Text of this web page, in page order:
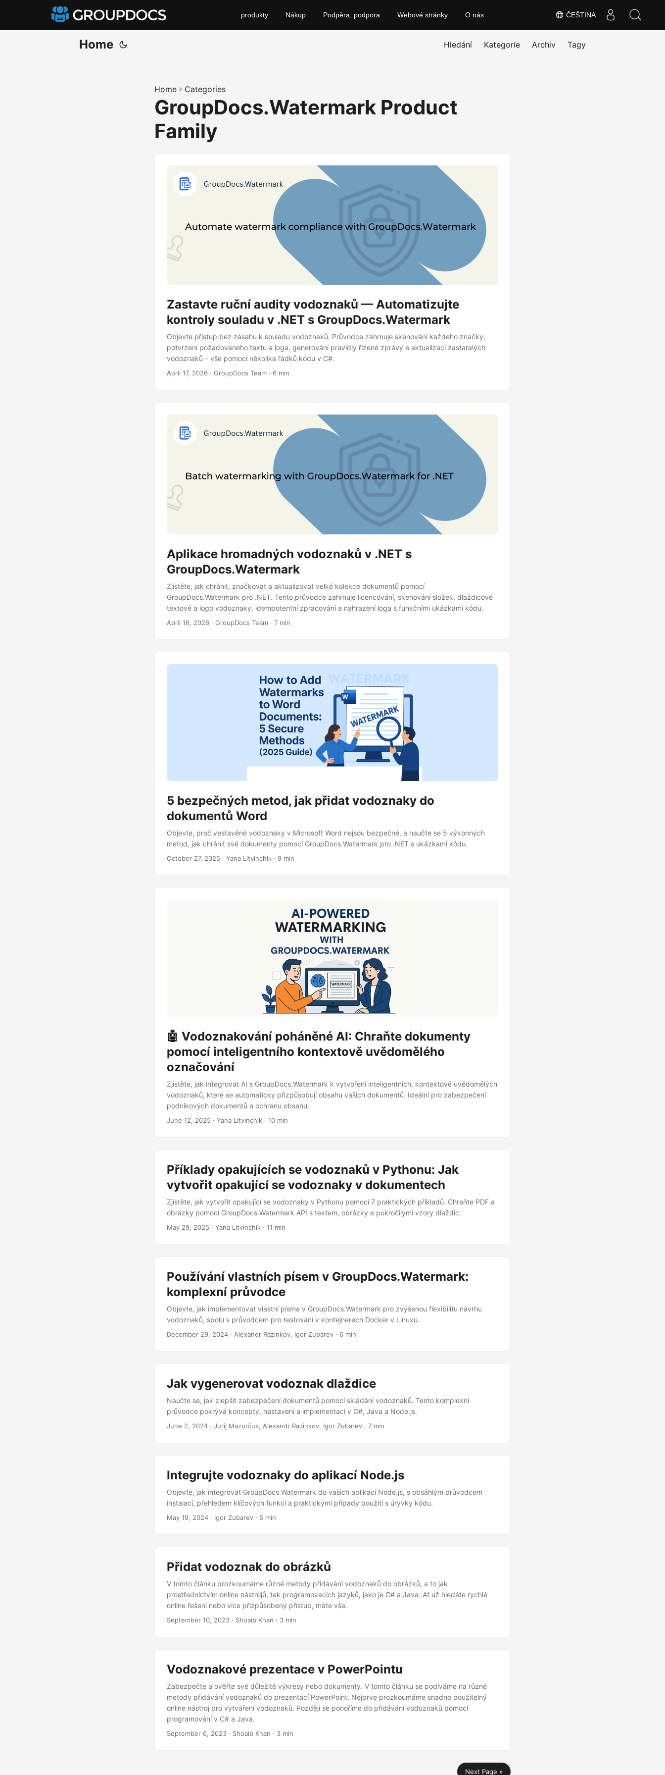
ČEŠTINA
produkty Nákup Podpěra, podpora Webové stránky O nás
Home Hledání Kategorie Archiv Tagy
Home » Categories
GroupDocs.Watermark Product
Family
Zastavte ruční audity vodoznaků — Automatizujte
kontroly souladu v .NET s GroupDocs.Watermark
Objevte přístup bez zásahu k souladu vodoznaků. Průvodce zahrnuje skenování každého značky,
potvrzení požadovaného textu a loga, generování pravidly řízené zprávy a aktualizaci zastaralých
vodoznaků – vše pomocí několika řádků kódu v C#.
April 17, 2026 · GroupDocs Team · 6 min
Aplikace hromadných vodoznaků v .NET s
GroupDocs.Watermark
Zjistěte, jak chránit, značkovat a aktualizovat velké kolekce dokumentů pomocí
GroupDocs.Watermark pro .NET. Tento průvodce zahrnuje licencování, skenování složek, dlaždicové
textové a logo vodoznaky, idempotentní zpracování a nahrazení loga s funkčními ukázkami kódu.
April 16, 2026 · GroupDocs Team · 7 min
5 bezpečných metod, jak přidat vodoznaky do
dokumentů Word
Objevte, proč vestavěné vodoznaky v Microsoft Word nejsou bezpečné, a naučte se 5 výkonných
metod, jak chránit své dokumenty pomocí GroupDocs.Watermark pro .NET s ukázkami kódu.
October 27, 2025 · Yana Litvinchik · 9 min
🤖 Vodoznakování poháněné AI: Chraňte dokumenty
pomocí inteligentního kontextově uvědomělého
označování
Zjistěte, jak integrovat AI s GroupDocs.Watermark k vytvoření inteligentních, kontextově uvědomělých
vodoznaků, které se automaticky přizpůsobují obsahu vašich dokumentů. Ideální pro zabezpečení
podnikových dokumentů a ochranu obsahu.
June 12, 2025 · Yana Litvinchik · 10 min
Příklady opakujících se vodoznaků v Pythonu: Jak
vytvořit opakující se vodoznaky v dokumentech
Zjistěte, jak vytvořit opakující se vodoznaky v Pythonu pomocí 7 praktických příkladů. Chraňte PDF a
obrázky pomocí GroupDocs.Watermark API s textem, obrázky a pokročilými vzory dlaždic.
May 29, 2025 · Yana Litvinchik · 11 min
Používání vlastních písem v GroupDocs.Watermark:
komplexní průvodce
Objevte, jak implementovat vlastní písma v GroupDocs.Watermark pro zvýšenou flexibilitu návrhu
vodoznaků, spolu s průvodcem pro testování v kontejnerech Docker v Linuxu.
December 29, 2024 · Alexandr Razinkov, Igor Zubarev · 6 min
Jak vygenerovat vodoznak dlaždice
Naučte se, jak zlepšit zabezpečení dokumentů pomocí skládání vodoznaků. Tento komplexní
průvodce pokrývá koncepty, nastavení a implementaci v C#, Java a Node.js.
June 2, 2024 · Jurij Mazurčuk, Alexandr Razinkov, Igor Zubarev · 7 min
Integrujte vodoznaky do aplikací Node.js
Objevte, jak integrovat GroupDocs.Watermark do vašich aplikací Node.js, s obsáhlým průvodcem
instalací, přehledem klíčových funkcí a praktickými případy použití s úryvky kódu.
May 19, 2024 · Igor Zubarev · 5 min
Přidat vodoznak do obrázků
V tomto článku prozkoumáme různé metody přidávání vodoznaků do obrázků, a to jak
prostřednictvím online nástrojů, tak programovacích jazyků, jako je C# a Java. Ať už hledáte rychlé
online řešení nebo více přizpůsobený přístup, máte vše.
September 10, 2023 · Shoaib Khan · 3 min
Vodoznakové prezentace v PowerPointu
Zabezpečte a ověřte své důležité výkresy nebo dokumenty. V tomto článku se podíváme na různé
metody přidávání vodoznaků do prezentací PowerPoint. Nejprve prozkoumáme snadno použitelný
online nástroj pro vytváření vodoznaků. Později se ponoříme do přidávání vodoznaků pomocí
programování v C# a Java.
September 6, 2023 · Shoaib Khan · 3 min
Next Page »